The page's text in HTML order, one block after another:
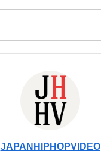
JAPANHIPHOPVIDEO